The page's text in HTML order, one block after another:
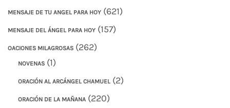
MENSAJE DE TU ANGEL PARA HOY (621)
MENSAJE DEL ÁNGEL PARA HOY (157)
OACIONES MILAGROSAS (262)
NOVENAS (1)
ORACIÓN AL ARCÁNGEL CHAMUEL (2)
ORACIÓN DE LA MAÑANA (220)